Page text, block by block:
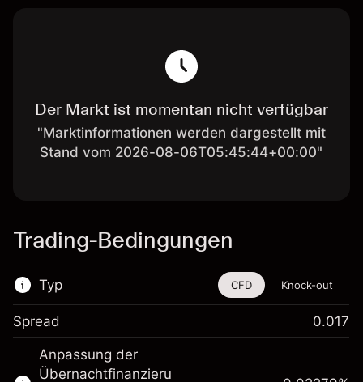
Der Markt ist momentan nicht verfügbar
"Marktinformationen werden dargestellt mit
Stand vom 2026-08-06T05:45:44+00:00"
Trading-Bedingungen
Typ
Dieses Finanzinstrument steht für das Traden
über CFDs und Knock-outs zur Verfügung.
CFD Knock-out
Spread 0.017
Anpassung der
Übernachtfinanzieru